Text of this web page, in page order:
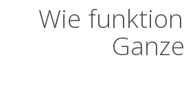
Wie